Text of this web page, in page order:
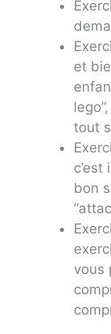
et
tout
bon
vous